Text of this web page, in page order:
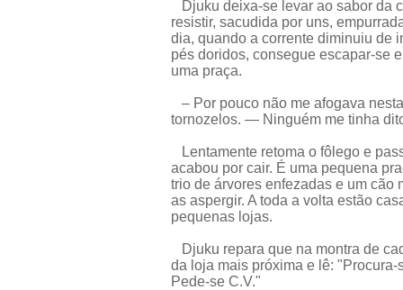
Djuku deixa-se levar ao sabor da
resistir, sacudida por uns,
dia, quando a corrente diminuiu de
pés doridos, consegue escapar-se
uma praça.
– Por pouco não me afogava
tornozelos. — Ninguém me tinha
Lentamente retoma o fôlego e
acabou por cair. É uma pequena
trio de árvores enfezadas e um cão
as aspergir. A toda a volta estão
pequenas lojas.
Djuku repara que na montra de
da loja mais próxima e lê:
Pede-se C.V."